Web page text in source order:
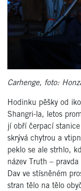
Carhenge, foto:
Hodinku pěšky od
Shangri-la, letos
jí obří čerpací
skrývá chytrou a
peklo se ale strhlo,
název Truth –
Dav ve stísněném
stran tělo na tělo